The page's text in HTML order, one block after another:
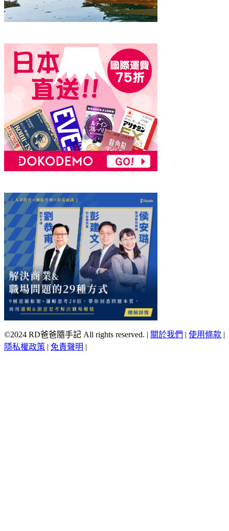
©2024 RD爸爸隨手記 All rights reserved. | 關於我們 | 使用條款 |
隱私權政策 | 免責聲明 |